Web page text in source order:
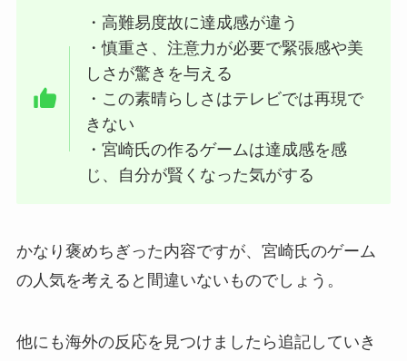
・高難易度故に達成感が違う
・慎重さ、注意力が必要で緊張感や美
しさが驚きを与える
・この素晴らしさはテレビでは再現で
きない
・宮崎氏の作るゲームは達成感を感
じ、自分が賢くなった気がする
かなり褒めちぎった内容ですが、宮崎氏のゲーム
の人気を考えると間違いないものでしょう。
他にも海外の反応を見つけましたら追記していき